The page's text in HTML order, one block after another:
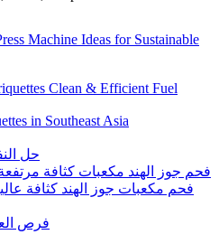
Machine Ideas for Sustainable
Clean & Efficient Fuel
in Southeast Asia
حل
فحم جوز الهند مكعبات كثافة
فحم مكعبات جوز الهند كثافة
فرص